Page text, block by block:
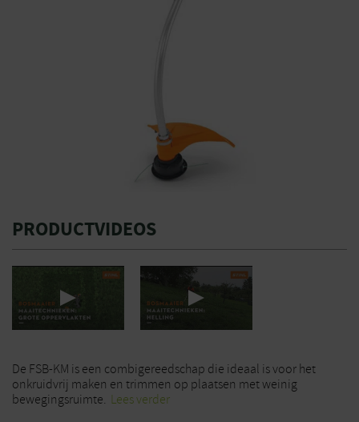
PRODUCTVIDEOS
De FSB-KM is een combigereedschap die ideaal is voor het
onkruidvrij maken en trimmen op plaatsen met weinig
bewegingsruimte. Lees verder